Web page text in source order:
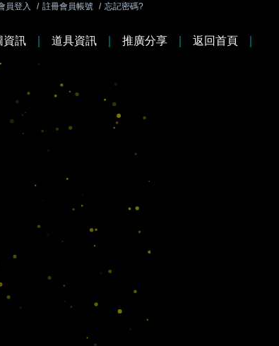
員登入 / 註冊會員帳號 / 忘記密碼?